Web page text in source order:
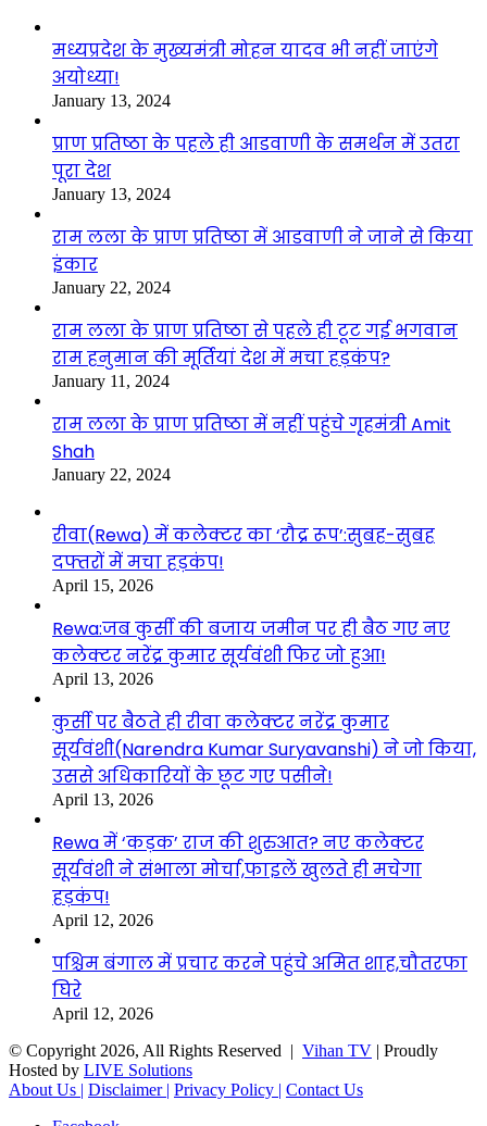
मध्यप्रदेश के मुख्यमंत्री मोहन यादव भी नहीं जाएंगे
अयोध्या!
January 13, 2024
प्राण प्रतिष्ठा के पहले ही आडवाणी के समर्थन में उतरा
पूरा देश
January 13, 2024
राम लला के प्राण प्रतिष्ठा में आडवाणी ने जाने से किया
इंकार
January 22, 2024
राम लला के प्राण प्रतिष्ठा से पहले ही टूट गई भगवान
राम हनुमान की मूर्तियां देश में मचा हड़कंप?
January 11, 2024
राम लला के प्राण प्रतिष्ठा में नहीं पहुंचे गृहमंत्री Amit
Shah
January 22, 2024
रीवा(Rewa) में कलेक्टर का ‘रौद्र रूप’:सुबह-सुबह
दफ्तरों में मचा हड़कंप!
April 15, 2026
Rewa:जब कुर्सी की बजाय जमीन पर ही बैठ गए नए
कलेक्टर नरेंद्र कुमार सूर्यवंशी फिर जो हुआ!
April 13, 2026
कुर्सी पर बैठते ही रीवा कलेक्टर नरेंद्र कुमार
सूर्यवंशी(Narendra Kumar Suryavanshi) ने जो किया,
उससे अधिकारियों के छूट गए पसीने!
April 13, 2026
Rewa में ‘कड़क’ राज की शुरुआत? नए कलेक्टर
सूर्यवंशी ने संभाला मोर्चा,फाइलें खुलते ही मचेगा
हड़कंप!
April 12, 2026
पश्चिम बंगाल में प्रचार करने पहुंचे अमित शाह,चौतरफा
घिरे
April 12, 2026
© Copyright 2026, All Rights Reserved | Vihan TV | Proudly
Hosted by LIVE Solutions
About Us | Disclaimer | Privacy Policy | Contact Us